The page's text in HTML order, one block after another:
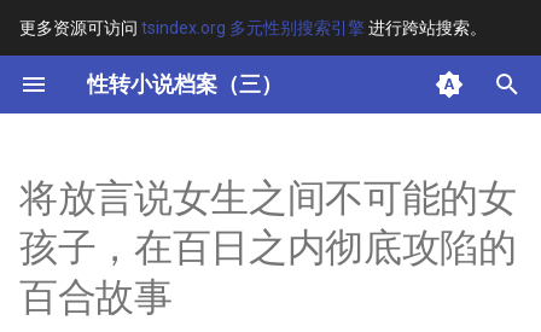
更多资源可访问 tsindex.org 多元性别搜索引擎进行跨站搜索。
性转小说档案（三）
键
开
始
搜
其他信息
正文
将放言说女生之间不可能的女
孩子，在百日之内彻底攻陷的
百合故事